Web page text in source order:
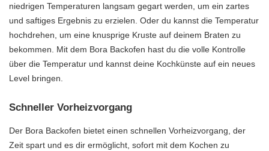
niedrigen Temperaturen langsam gegart werden, um ein zartes
und saftiges Ergebnis zu erzielen. Oder du kannst die Temperatur
hochdrehen, um eine knusprige Kruste auf deinem Braten zu
bekommen. Mit dem Bora Backofen hast du die volle Kontrolle
über die Temperatur und kannst deine Kochkünste auf ein neues
Level bringen.
Schneller Vorheizvorgang
Der Bora Backofen bietet einen schnellen Vorheizvorgang, der
Zeit spart und es dir ermöglicht, sofort mit dem Kochen zu